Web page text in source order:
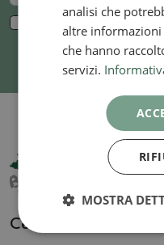
Acconsento al
finalità di marketing. *
Centro Bonsai Libčany
analisi che
altre
che hanno
servizi.
MOSTRA